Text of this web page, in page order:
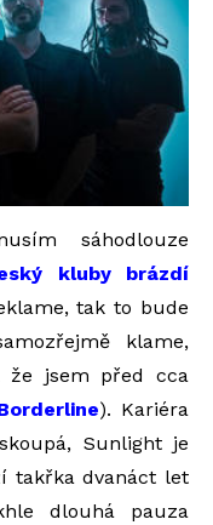
sáhodlouze
kluby brázdí
tak to bude
klame,
že jsem před cca
). Kariéra
Sunlight je
takřka dvanáct let
dlouhá pauza